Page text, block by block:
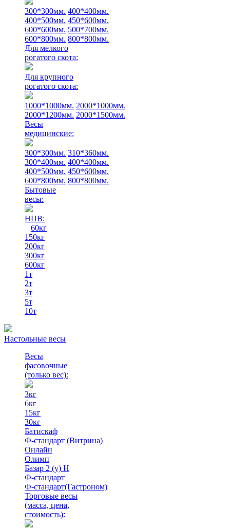
300*300мм. 400*400мм.
400*500мм. 450*600мм.
600*600мм. 500*700мм.
600*800мм. 800*800мм.
Для мелкого
рогатого скота:
Для крупного
рогатого скота:
1000*1000мм. 2000*1000мм.
2000*1200мм. 2000*1500мм.
Весы
медицинские:
300*300мм. 310*360мм.
300*400мм. 400*400мм.
400*500мм. 450*600мм.
600*800мм. 800*800мм.
Бытовые
весы:
НПВ:
60кг
150кг
200кг
300кг
600кг
1т
2т
3т
5т
10т
Настольные весы
Весы
фасовочные
(только вес):
3кг
6кг
15кг
30кг
Батискаф
Ф-стандарт (Витрина)
Онлайн
Олимп
Базар 2 (у) Н
Ф-стандарт
Ф-стандарт(Гастроном)
Торговые весы
(масса, цена,
стоимость):